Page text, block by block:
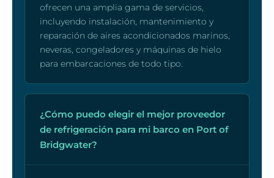
ofrecen una amplia gama de servicios,
incluyendo instalación, mantenimiento y
reparación de aires acondicionados marinos,
neveras, congeladores y máquinas de hielo
para embarcaciones de todo tipo.
¿Cómo puedo elegir el mejor proveedor
de refrigeración para mi barco en Port of
Bridgwater?